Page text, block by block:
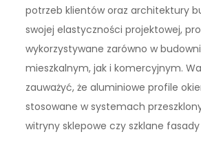
potrzeb klientów oraz architektury
swojej elastyczności projektowej,
wykorzystywane zarówno w
mieszkalnym, jak i komercyjnym.
zauważyć, że aluminiowe profile
stosowane w systemach
witryny sklepowe czy szklane